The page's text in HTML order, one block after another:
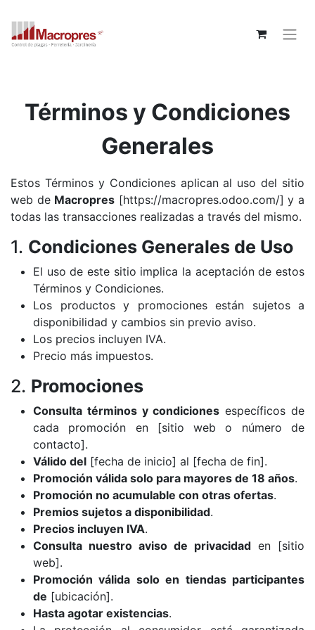
Términos y Condiciones
Generales
Estos Términos y Condiciones aplican al uso del sitio
web de Macropres [https://macropres.odoo.com/] y a
todas las transacciones realizadas a través del mismo.
1. Condiciones Generales de Uso
El uso de este sitio implica la aceptación de estos
Términos y Condiciones.
Los productos y promociones están sujetos a
disponibilidad y cambios sin previo aviso.
Los precios incluyen IVA.
Precio más impuestos.
2. Promociones
Consulta términos y condiciones específicos de
cada promoción en [sitio web o número de
contacto].
Válido del [fecha de inicio] al [fecha de fin].
Promoción válida solo para mayores de 18 años.
Promoción no acumulable con otras ofertas.
Premios sujetos a disponibilidad.
Precios incluyen IVA.
Consulta nuestro aviso de privacidad en [sitio
web].
Promoción válida solo en tiendas participantes
de [ubicación].
Hasta agotar existencias.